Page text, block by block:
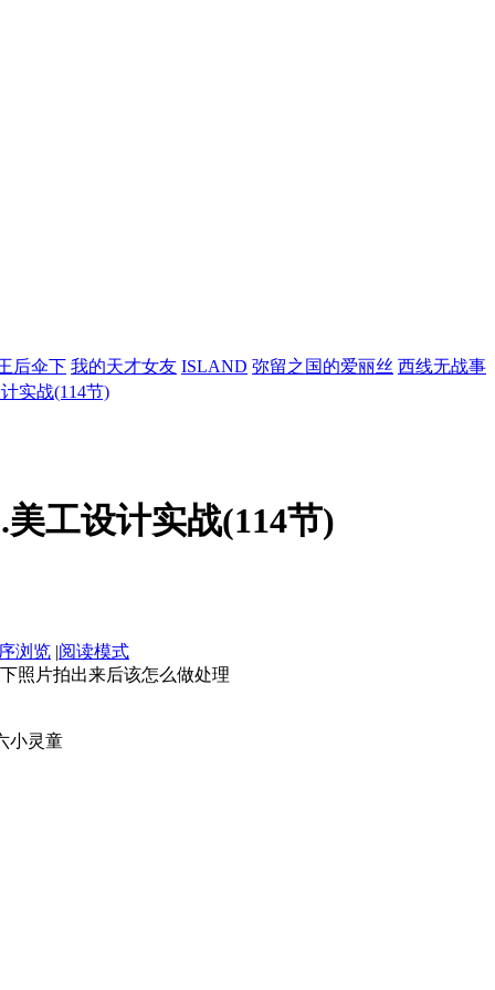
后伞下 我的天才女友 ISLAND 弥留之国的爱丽丝 西线无战事
实战(114节)
工设计实战(114节)
浏览 |阅读模式
照片拍出来后该怎么做处理
小灵童